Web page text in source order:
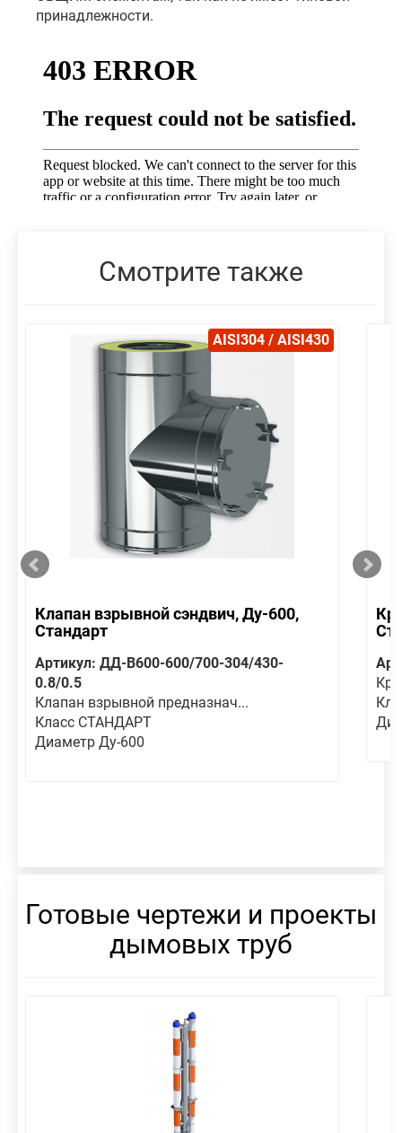
принадлежности.
Смотрите также
AISI304 / AISI430
Клапан взрывной сэндвич, Ду-600,
Стандарт
Артикул: ДД-В600-600/700-304/430-
0.8/0.5
Клапан взрывной предназнач...
Класс СТАНДАРТ
Диаметр Ду-600
Готовые чертежи и проекты
дымовых труб